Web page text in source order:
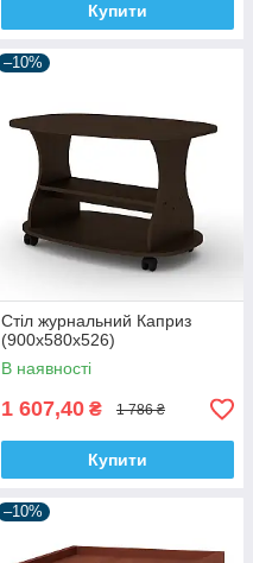
Купити
–10%
Стіл журнальний Каприз
(900х580х526)
В наявності
1 607,40 ₴ 1 786 ₴
Купити
–10%